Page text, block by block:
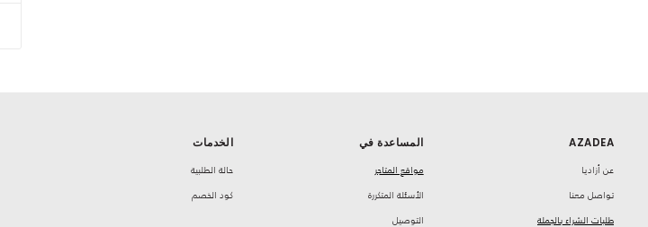
AZADEA
‏عن أزاديا
تواصل معنا
طلبات الشراء بالجملة
المساعدة في
مواقع المتاجر
‏الأسئلة المتكررة
‏التوصيل
الخدمات
حالة الطلبية
كود الخصم